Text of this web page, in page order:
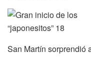
San Martín sorprendió